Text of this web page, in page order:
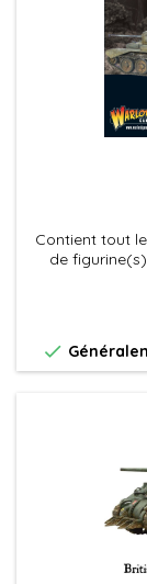
Contient tout
de
fournies avec
